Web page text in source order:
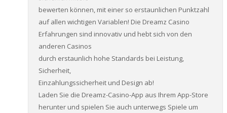
bewerten können, mit einer so erstaunlichen Punktzahl
auf allen wichtigen Variablen! Die Dreamz Casino
Erfahrungen sind innovativ und hebt sich von den
anderen Casinos
durch erstaunlich hohe Standards bei Leistung,
Sicherheit,
Einzahlungssicherheit und Design ab!
Laden Sie die Dreamz-Casino-App aus Ihrem App-Store
herunter und spielen Sie auch unterwegs Spiele um